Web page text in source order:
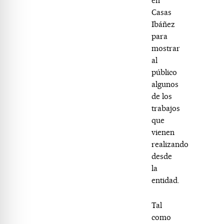
Casas
Ibáñez
para
mostrar
al
público
algunos
de los
trabajos
que
vienen
realizando
desde
la
entidad.
Tal
como